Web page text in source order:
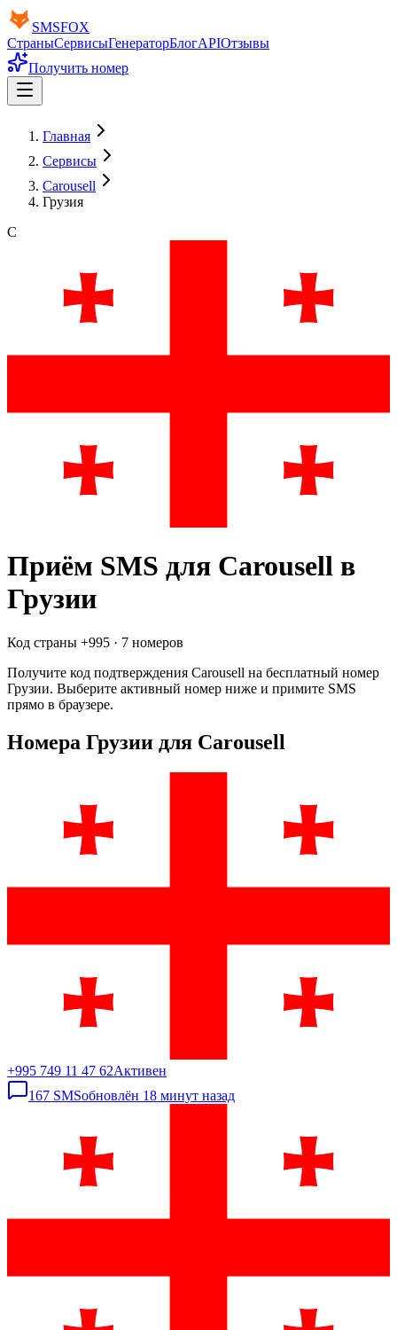
SMSFOX
СтраныСервисыГенераторБлогAPIОтзывы
Получить номер
Главная
Сервисы
Carousell
Грузия
C
Приём SMS для Carousell в
Грузии
Код страны +995 · 7 номеров
Получите код подтверждения Carousell на бесплатный номер
Грузии. Выберите активный номер ниже и примите SMS
прямо в браузере.
Номера Грузии для Carousell
+995 749 11 47 62Активен
167 SMSобновлён 18 минут назад